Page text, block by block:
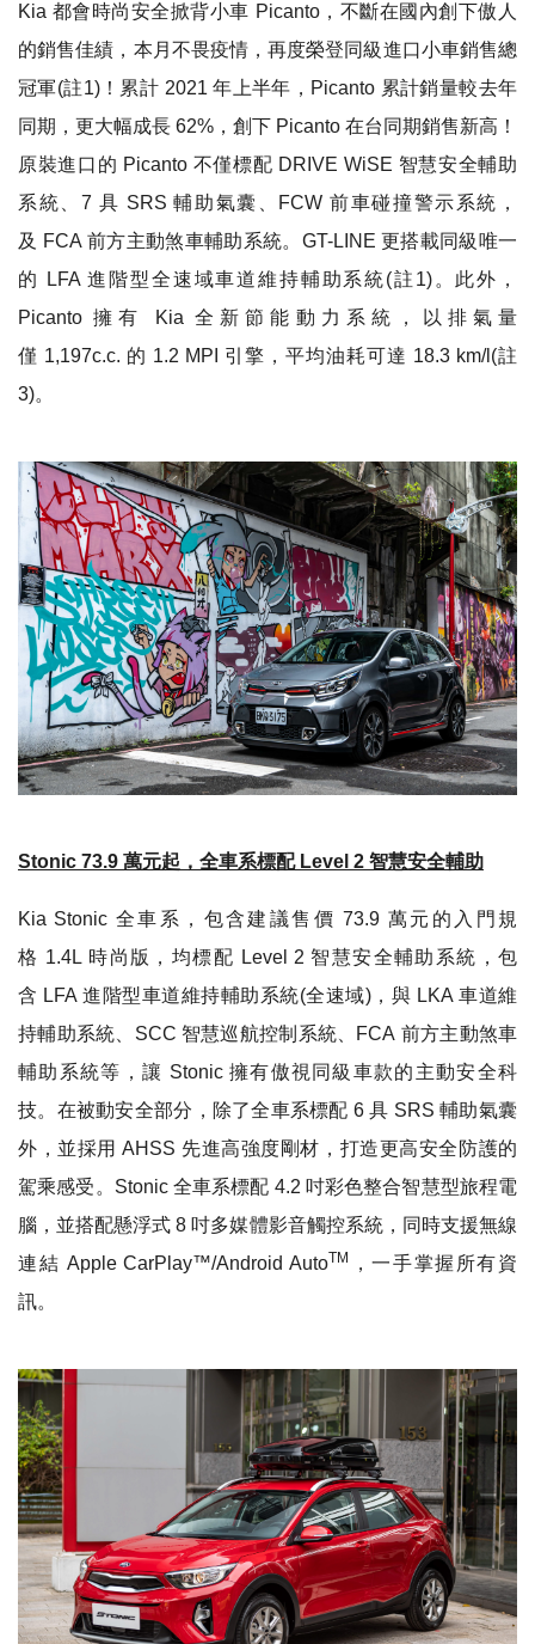
Kia 都會時尚安全掀背小車 Picanto， 不斷在國內創下傲人
的銷售佳績 ， 本月不畏疫情 ，再度榮登同級進口小車銷售總
冠軍(註1)！ 累計 2021年上半年 ，Picanto 累計銷量較去年
同期 ， 更大幅成長 62% ， 創下 Picanto 在台同期銷售新高 ！
原裝進口的 Picanto 不僅標配 DRIVE WiSE 智慧安全輔助
系統 、7 具 SRS輔助氣囊 FCW前車碰撞警示系統 ，
及 FCA前方主動煞車輔助系統。 GT-LINE更搭載同級唯一
的
LFA進階型全速域車道維持輔助系統(註 1)。 此外 ，
Picanto擁有 Kia 全新節能動力系統 ，
以排氣量
僅 1,197c.c. 的 1.2 MPI 引擎 ， 平均油耗可達 18.3 km/l(註
3)。
Stonic 73.9 萬元起 ， 全車系標配 Level 2 智慧安全輔助
Kia Stonic 全車系 ， 包含建議售價73.9 萬元的入門規
格 1.4L 時尚版 ， 均標配 Level 2 智慧安全輔助系統 ，包
含 LFA進階型車道維持輔助系統(全速域)， 與 LKA車道維
持輔助系統
SCC 智慧巡航控制系統 FCA 前方主動煞車
輔助系統等 ， 讓 Stonic 擁有傲視同級車款的主動安全科
技。 在被動安全部分 ， 除了全車系標配6具 SRS輔助氣囊
外 ， 並採用AHSS 先進高強度剛材 ， 打造更高安全防護的
駕乘感受 。 Stonic 全車系標配 4.2 吋彩色整合智慧型旅程電
腦 ， 並搭配懸浮式8 吋多媒體影音觸控系統， 同時支援無線
連結 Apple CarPlay™/Android AutoTM ，一手掌握所有資
訊。